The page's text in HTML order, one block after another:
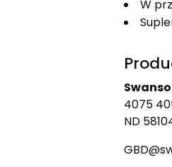
W
4075
ND